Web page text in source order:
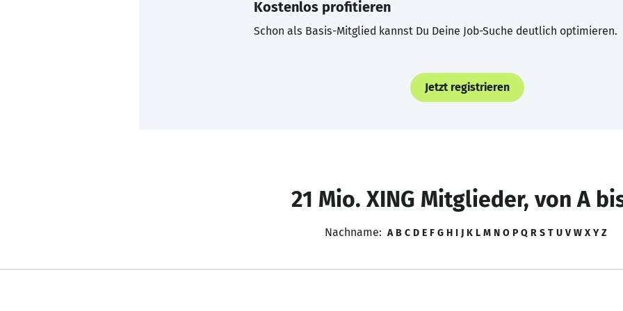
Kostenlos profitieren
Schon als Basis-Mitglied kannst Du Deine Job-Suche deutlich optimieren.
Jetzt registrieren
21 Mio. XING Mitglieder, von A
Nachname: A B C D E F G H I J K L M N O P Q R S T U V W X Y Z